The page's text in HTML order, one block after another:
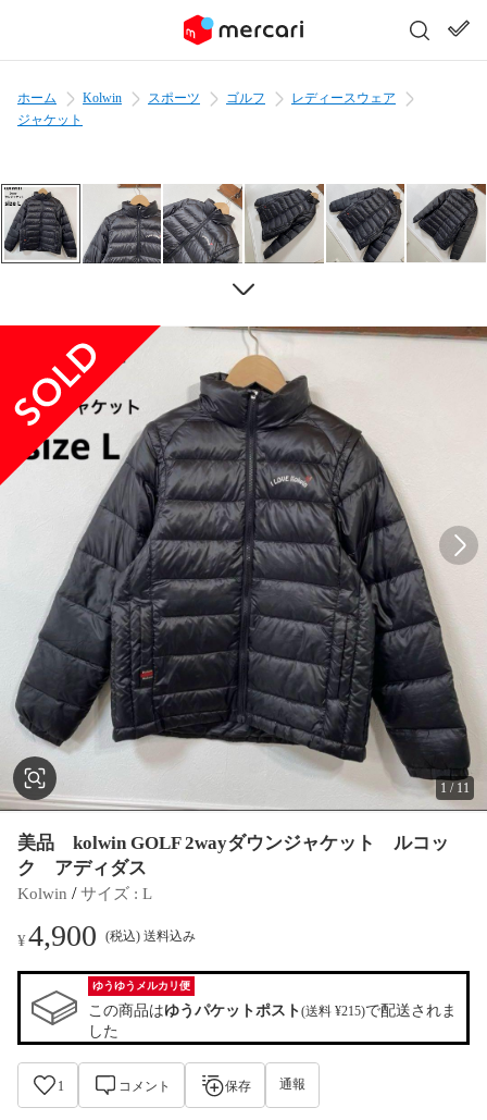
ホーム Kolwin スポーツ ゴルフ
レディースウェア
ジャケット
1 / 11
美品 kolwin GOLF 2wayダウンジャケット ルコッ
ク アディダス
Kolwin / サイズ : L
¥4,900 (税込) 送料込み
ゆうゆうメルカリ便
この商品はゆうパケットポスト(送料 ¥215)で配送されま
した
1 コメント 保存 通報